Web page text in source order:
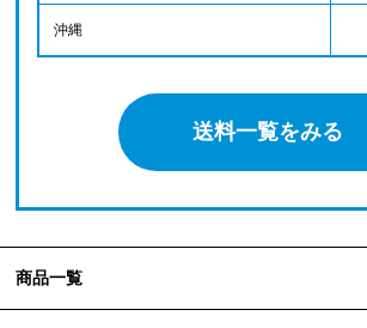
沖縄
送料一覧をみる
商品一覧